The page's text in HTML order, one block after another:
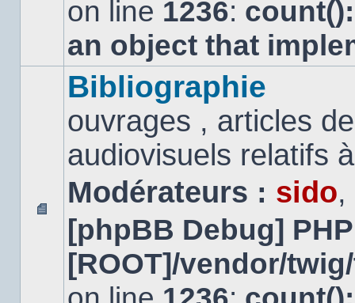
on line 1236:
an object that
Aucun
message
non
Bibliographie
ouvrages , articles
audiovisuels relatifs
Modérateurs : sido,
[phpBB Debug]
[ROOT]/vendor/